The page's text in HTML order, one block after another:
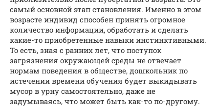
самый основной этап становления. Именно в этом
возрасте индивид способен принять огромное
количество информации, обработать и сделать
какие-то приобретенные навыки инстинктивными.
То есть, зная с ранних лет, что поступок
загрязнения окружающей среды не отвечает
нормам поведения в обществе, дошкольник по
истечении времени обучения будет выкидывать
мусор в урну самостоятельно, даже не
задумываясь, что может быть как-то по-другому.